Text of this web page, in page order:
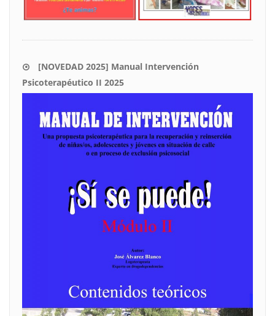
[NOVEDAD 2025] Manual Intervención
Psicoterapéutico II 2025